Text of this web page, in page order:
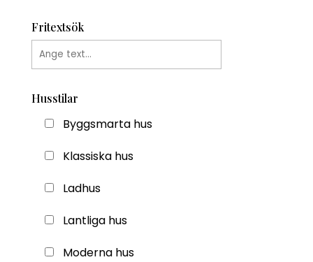
Fritextsök
Husstilar
Byggsmarta hus
Klassiska hus
Ladhus
Lantliga hus
Moderna hus